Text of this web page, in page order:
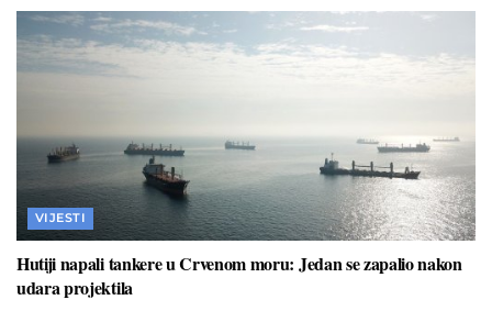
VIJESTI
Hutiji napali tankere u Crvenom moru: Jedan se zapalio nakon
udara projektila